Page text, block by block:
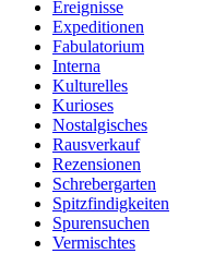
Ereignisse
Expeditionen
Fabulatorium
Interna
Kulturelles
Kurioses
Nostalgisches
Rausverkauf
Rezensionen
Schrebergarten
Spitzfindigkeiten
Spurensuchen
Vermischtes